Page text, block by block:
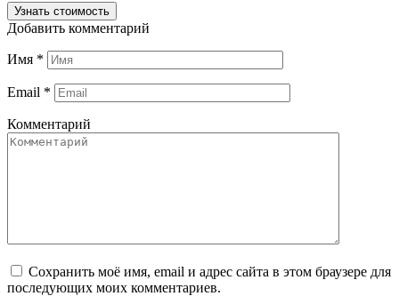
Узнать стоимость
Добавить комментарий
Имя *
Email *
Комментарий
Сохранить моё имя, email и адрес сайта в этом браузере для
последующих моих комментариев.